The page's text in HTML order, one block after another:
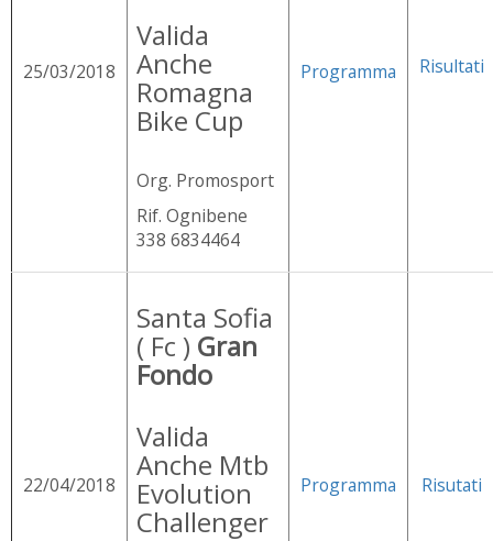
25/03/2018
Valida
Anche
Romagna
Bike Cup
Org. Promosport
Rif. Ognibene
338 6834464
Programma Risultati
22/04/2018
Santa Sofia
( Fc ) Gran
Fondo
Valida
Anche Mtb
Evolution
Challenger
Programma Risutati